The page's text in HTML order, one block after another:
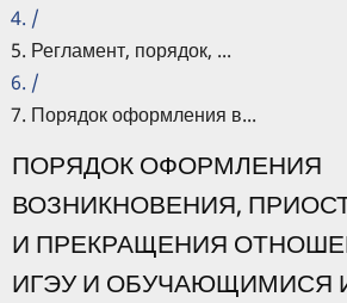
/
Регламент, порядок, ...
/
Порядок оформления в...
ПОРЯДОК ОФОРМЛЕНИЯ
ВОЗНИКНОВЕНИЯ,
И ПРЕКРАЩЕНИЯ
ИГЭУ И ОБУЧАЮЩИМИСЯ